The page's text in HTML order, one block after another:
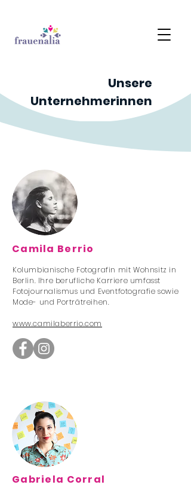
Unsere
Unternehmerinnen
Camila Berrio
Kolumbianische Fotografin mit Wohnsitz in
Berlin. Ihre berufliche Karriere umfasst
Fotojournalismus und Eventfotografie sowie
Mode- und Porträtreihen.
www.camilaberrio.com
Gabriela Corral